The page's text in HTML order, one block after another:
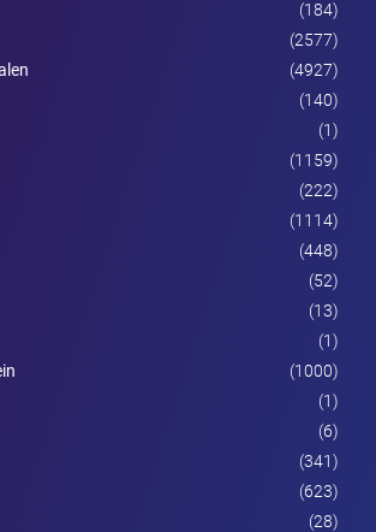
(184)
(2577)
(4927)
(140)
(1)
(1159)
(222)
(1114)
(448)
(52)
(13)
(1)
(1000)
(1)
(6)
(341)
(623)
(28)